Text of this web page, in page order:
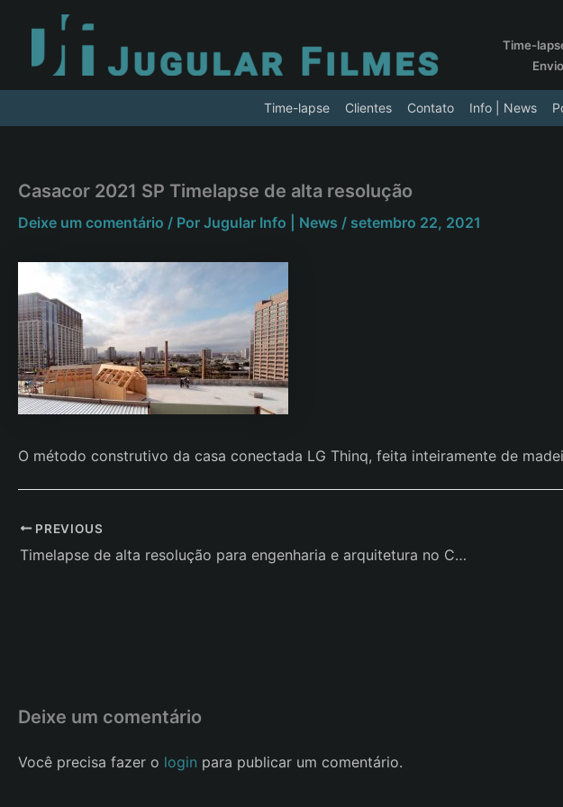
conteúdo
Time-
Time-lapse Clientes Contato Info | News
Casacor 2021 SP Timelapse de alta resolução
Deixe um comentário / Por Jugular Info | News / setembro 22, 2021
O método construtivo da casa conectada LG Thinq, feita inteiramente de
Post
navigation
PREVIOUS
Timelapse de alta resolução para engenharia e arquitetura no Casacor 2021.
Deixe um comentário
Você precisa fazer o login para publicar um comentário.